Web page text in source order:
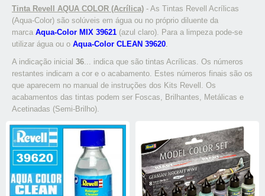
Tinta Revell AQUA COLOR (Acrílica) - As Tintas Revell Acrílicas
(Aqua-Color) são solúveis em água ou no próprio diluente da
marca Aqua-Color MIX 39621 (azul claro). Para a limpeza pode-se
utilizar água ou o Aqua-Color CLEAN 39620.
A indicação inicial 36... indica que são tintas Acrílicas. Os números
restantes indicam a cor e o acabamento. Estes números finais são os
que aparecem no manual de instruções dos Kits Revell. Os
acabamentos das tintas podem ser Foscas, Brilhantes, Metálicas e
Acetinadas (Semi-Brilho).